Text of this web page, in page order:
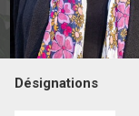
Désignations